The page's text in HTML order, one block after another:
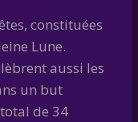
constituées
Lune.
aussi les
un but
de 34